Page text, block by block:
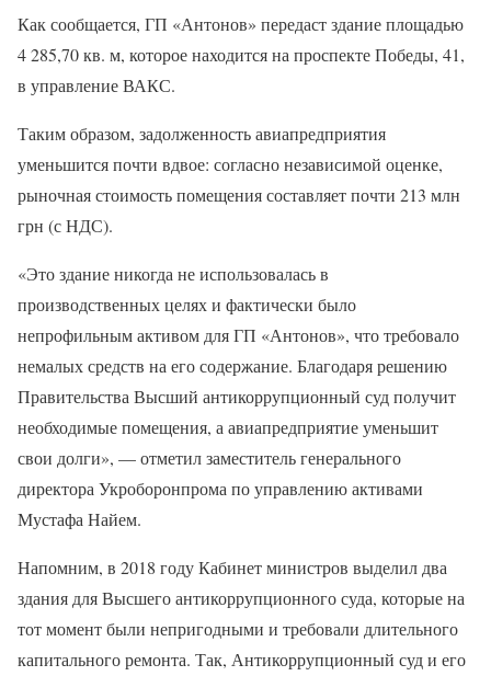
Как сообщается, ГП «Антонов» передаст здание площадью
4 285,70 кв. м, которое находится на проспекте Победы, 41,
в управление ВАКС.
Таким образом, задолженность авиапредприятия
уменьшится почти вдвое: согласно независимой оценке,
рыночная стоимость помещения составляет почти 213 млн
грн (с НДС).
«Это здание никогда не использовалась в
производственных целях и фактически было
непрофильным активом для ГП «Антонов», что требовало
немалых средств на его содержание. Благодаря решению
Правительства Высший антикоррупционный суд получит
необходимые помещения, а авиапредприятие уменьшит
свои долги», — отметил заместитель генерального
директора Укроборонпрома по управлению активами
Мустафа Найем.
Напомним, в 2018 году Кабинет министров выделил два
здания для Высшего антикоррупционного суда, которые на
тот момент были непригодными и требовали длительного
капитального ремонта. Так, Антикоррупционный суд и его